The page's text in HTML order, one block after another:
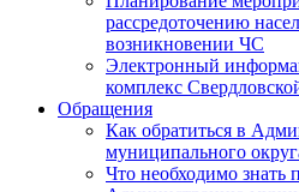
рассредоточению
возникновении ЧС
Электронный
комплекс
Обращения
Как обратиться в
муниципального
Что необходимо знать